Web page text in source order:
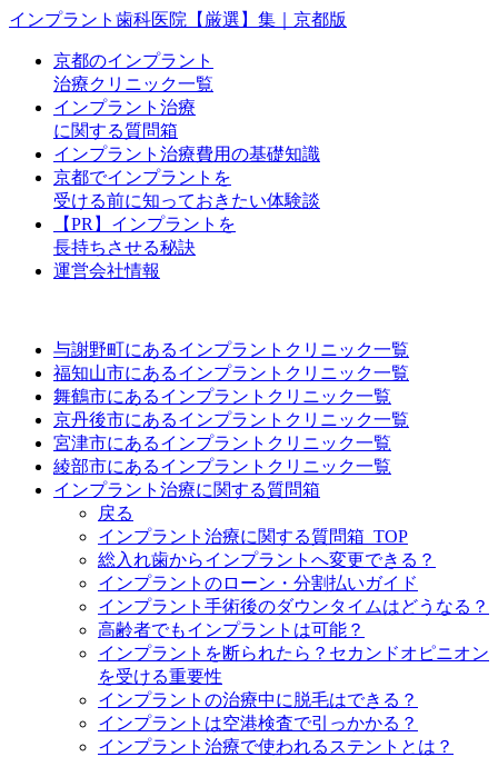
インプラント歯科医院【厳選】集｜京都版
京都のインプラント
治療クリニック一覧
インプラント治療
に関する質問箱
インプラント治療費用の基礎知識
京都でインプラントを
受ける前に知っておきたい体験談
【PR】インプラントを
長持ちさせる秘訣
運営会社情報
与謝野町にあるインプラントクリニック一覧
福知山市にあるインプラントクリニック一覧
舞鶴市にあるインプラントクリニック一覧
京丹後市にあるインプラントクリニック一覧
宮津市にあるインプラントクリニック一覧
綾部市にあるインプラントクリニック一覧
インプラント治療に関する質問箱
戻る
インプラント治療に関する質問箱_TOP
総入れ歯からインプラントへ変更できる？
インプラントのローン・分割払いガイド
インプラント手術後のダウンタイムはどうなる？
高齢者でもインプラントは可能？
インプラントを断られたら？セカンドオピニオン
を受ける重要性
インプラントの治療中に脱毛はできる？
インプラントは空港検査で引っかかる？
インプラント治療で使われるステントとは？